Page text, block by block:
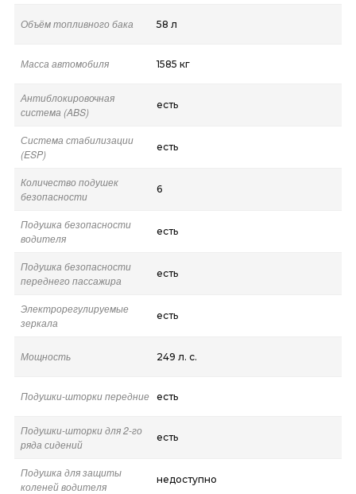
Объём топливного бака 58 л
Масса автомобиля 1585 кг
Антиблокировочная
система (ABS)
есть
Система стабилизации
(ESP)
есть
Количество подушек
безопасности
6
Подушка безопасности
водителя
есть
Подушка безопасности
переднего пассажира
есть
Электрорегулируемые
зеркала
есть
Мощность 249 л. с.
Подушки-шторки передние есть
Подушки-шторки для 2-го
ряда сидений
есть
Подушка для защиты
коленей водителя
недоступно